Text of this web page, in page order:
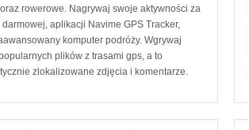
rowerowe. Nagrywaj swoje aktywności za
aplikacji Navime GPS Tracker,
komputer podróży. Wgrywaj
plików z trasami gps, a to
zlokalizowane zdjęcia i komentarze.